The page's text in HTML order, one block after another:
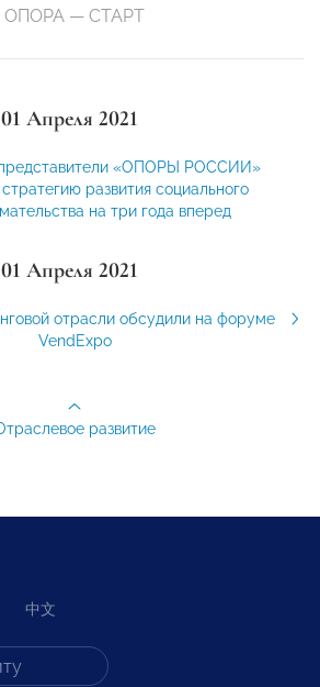
ОПОРА — СТАРТ
01 Апреля 2021
представители «ОПОРЫ РОССИИ»
развития социального
на три года вперед
01 Апреля 2021
отрасли обсудили на форуме
VendExpo
развитие
中文